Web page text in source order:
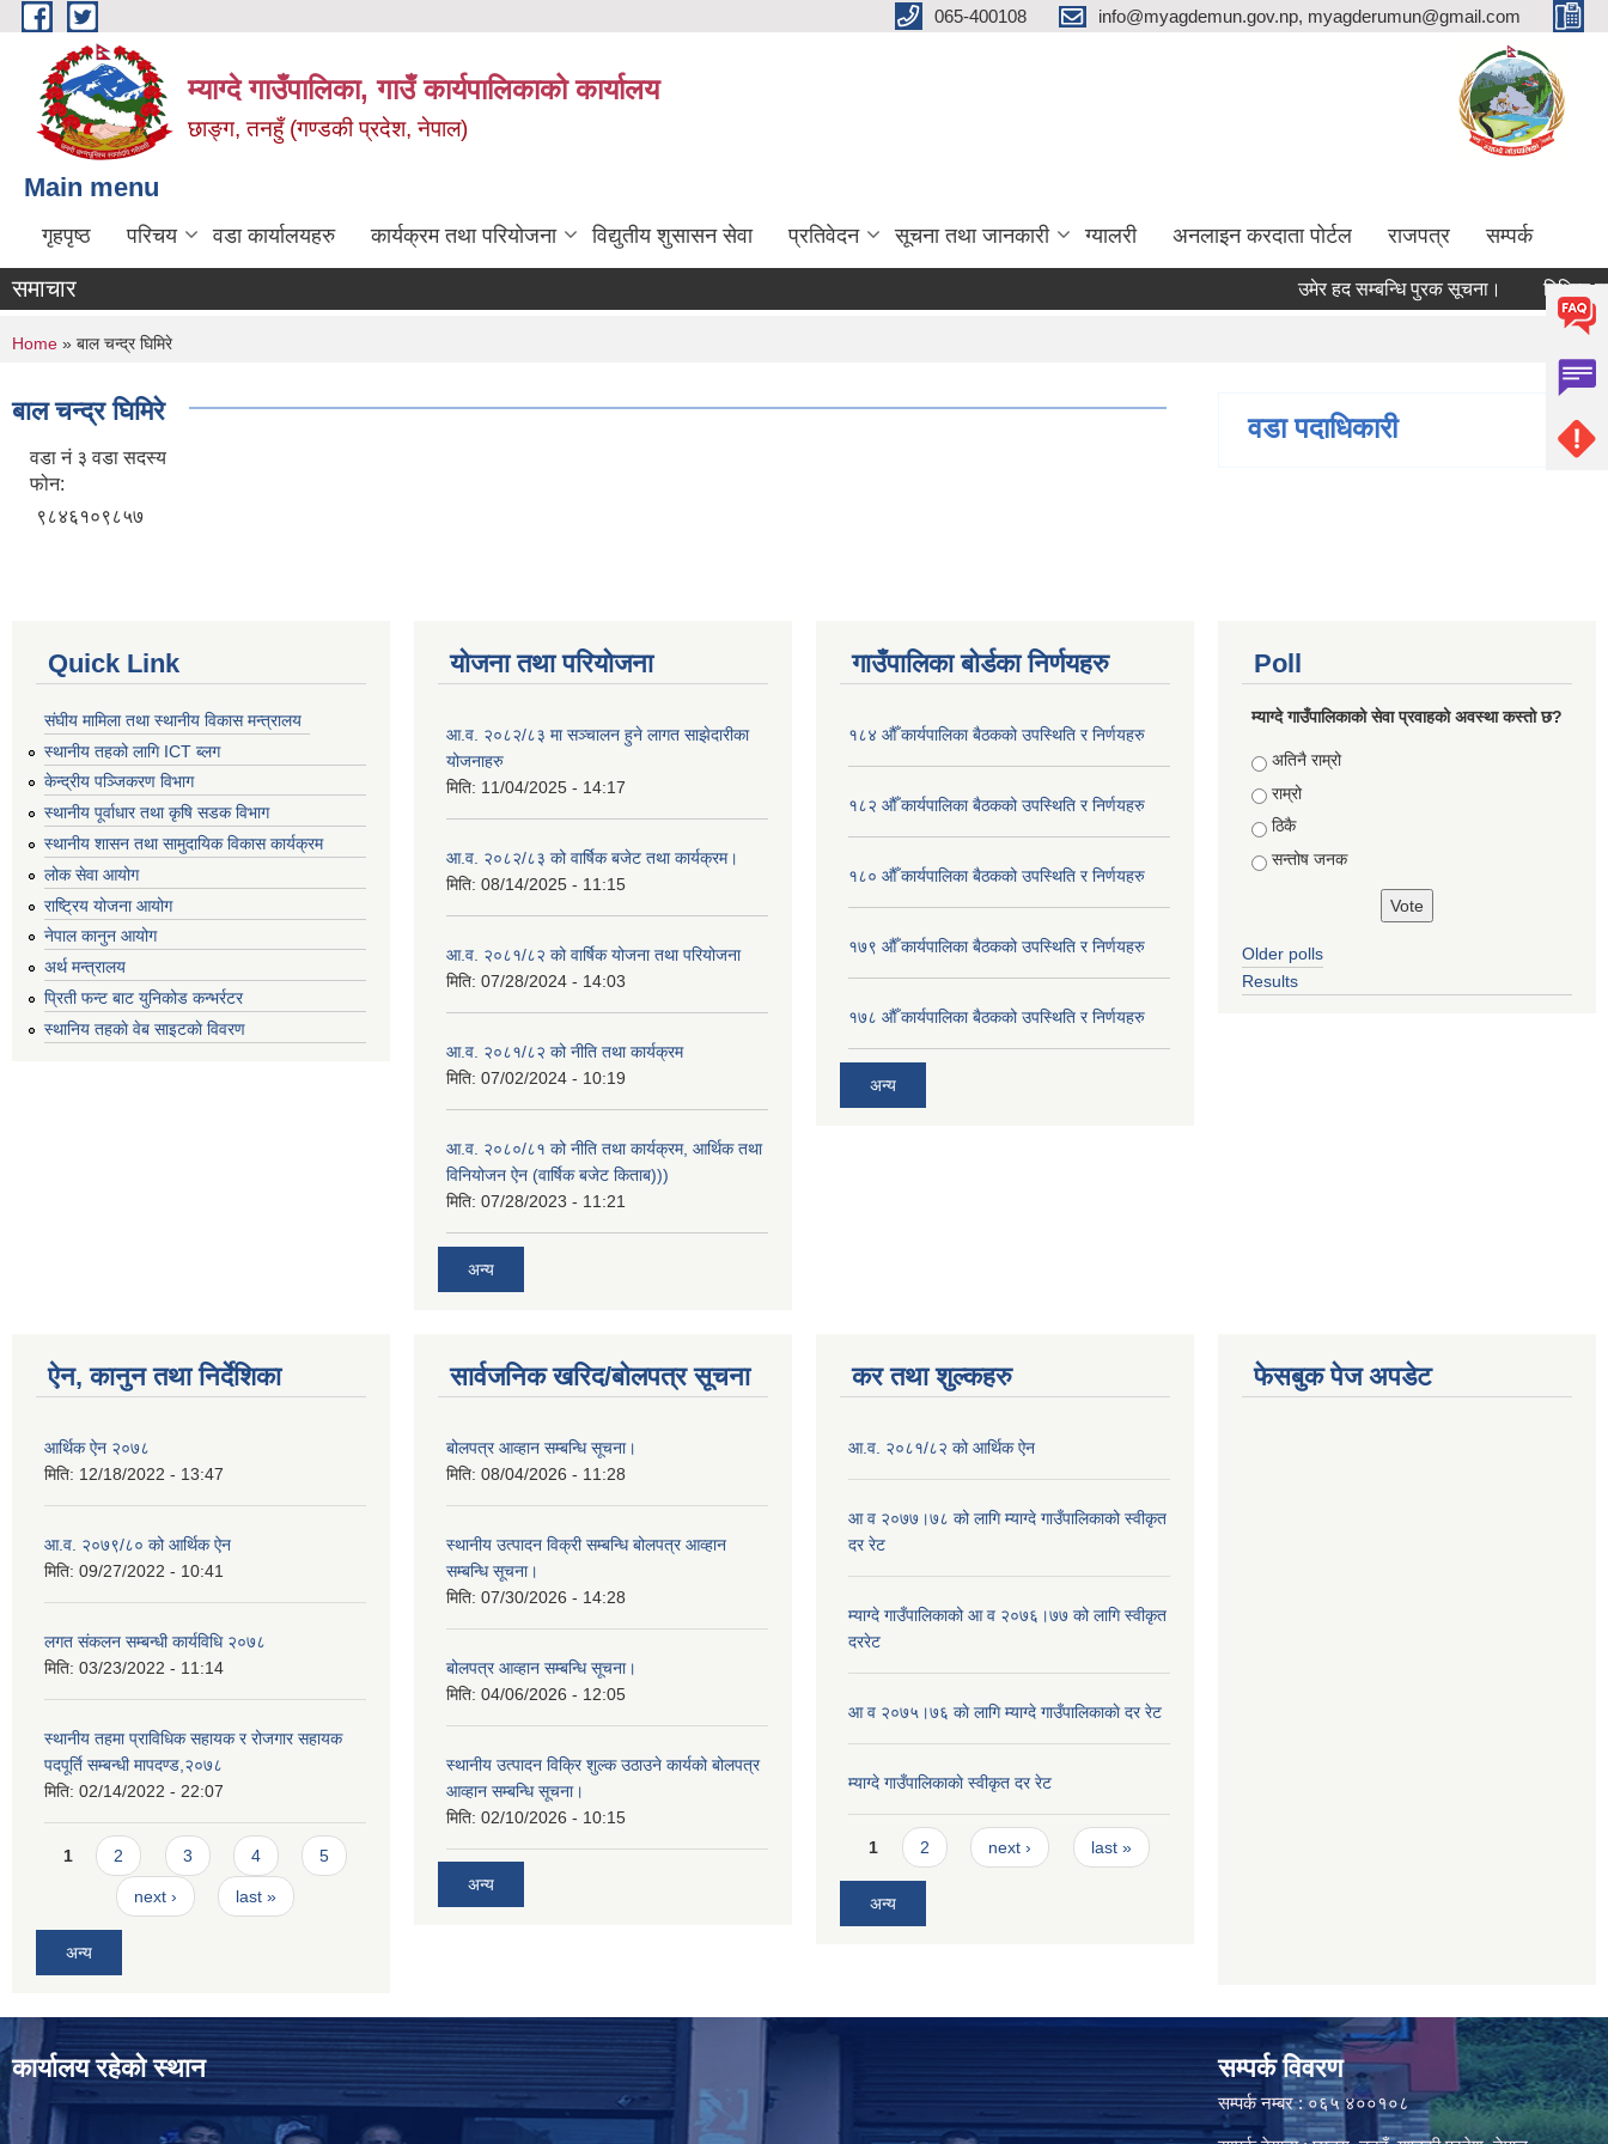
Skip to main content 065-400108 info@myagdemun.gov.np, myagderumun@gmail.com
म्याग्दे गाउँपालिका, गाउँ कार्यपालिकाको कार्यालय
छाङ्ग, तनहुँ (गण्डकी प्रदेश, नेपाल)
Main menu
गृहपृष्ठ परिचय वडा कार्यालयहरु कार्यक्रम तथा परियोजना विद्युतीय शुसासन सेवा प्रतिवेदन सूचना तथा जानकारी ग्यालरी अनलाइन करदाता पोर्टल राजपत्र सम्पर्क
समाचार उमेर हद सम्बन्धि पुरक सूचना। विभिन्न
You are here
Home » बाल चन्द्र घिमिरे
बाल चन्द्र घिमिरे
वडा नं ३ वडा सदस्य
फोन:
९८४६१०९८५७
वडा पदाधिकारी
Quick Link
संघीय मामिला तथा स्थानीय विकास मन्त्रालय
स्थानीय तहको लागि ICT ब्लग
केन्द्रीय पञ्जिकरण विभाग
स्थानीय पूर्वाधार तथा कृषि सडक विभाग
स्थानीय शासन तथा सामुदायिक विकास कार्यक्रम
लोक सेवा आयोग
राष्ट्रिय योजना आयोग
नेपाल कानुन आयोग
अर्थ मन्त्रालय
प्रिती फन्ट बाट युनिकोड कन्भर्रटर
स्थानिय तहकाे वेब साइटकाे विवरण
योजना तथा परियोजना
आ.व. २०८२/८३ मा सञ्चालन हुने लागत साझेदारीका
योजनाहरु
मिति: 11/04/2025 - 14:17
आ.व. २०८२/८३ को वार्षिक बजेट तथा कार्यक्रम।
मिति: 08/14/2025 - 11:15
आ.व. २०८१/८२ को वार्षिक योजना तथा परियोजना
मिति: 07/28/2024 - 14:03
आ.व. २०८१/८२ को नीति तथा कार्यक्रम
मिति: 07/02/2024 - 10:19
आ.व. २०८०/८१ को नीति तथा कार्यक्रम, आर्थिक तथा
विनियोजन ऐन (वार्षिक बजेट किताब)))
मिति: 07/28/2023 - 11:21
अन्य
गाउँपालिका बोर्डका निर्णयहरु
१८४ औँ कार्यपालिका बैठकको उपस्थिति र निर्णयहरु
१८२ औँ कार्यपालिका बैठकको उपस्थिति र निर्णयहरु
१८० औँ कार्यपालिका बैठकको उपस्थिति र निर्णयहरु
१७९ औँ कार्यपालिका बैठकको उपस्थिति र निर्णयहरु
१७८ औँ कार्यपालिका बैठकको उपस्थिति र निर्णयहरु
अन्य
Poll
म्याग्दे गाउँपालिकाको सेवा प्रवाहको अवस्था कस्तो छ?
Choices
अतिनै राम्रो
राम्रो
ठिकै
सन्तोष जनक
Older polls
Results
ऐन, कानुन तथा निर्देशिका
आर्थिक ऐन २०७८
मिति: 12/18/2022 - 13:47
आ.व. २०७९/८० को आर्थिक ऐन
मिति: 09/27/2022 - 10:41
लगत संकलन सम्बन्धी कार्यविधि २०७८
मिति: 03/23/2022 - 11:14
स्थानीय तहमा प्राविधिक सहायक र रोजगार सहायक
पदपूर्ति सम्बन्धी मापदण्ड,२०७८
मिति: 02/14/2022 - 22:07
Pages
1 2 3 4 5
next › last »
अन्य
सार्वजनिक खरिद/बोलपत्र सूचना
बोलपत्र आव्हान सम्बन्धि सूचना।
मिति: 08/04/2026 - 11:28
स्थानीय उत्पादन विक्री सम्बन्धि बोलपत्र आव्हान
सम्बन्धि सूचना।
मिति: 07/30/2026 - 14:28
बोलपत्र आव्हान सम्बन्धि सूचना।
मिति: 04/06/2026 - 12:05
स्थानीय उत्पादन विक्रि शुल्क उठाउने कार्यको बोलपत्र
आव्हान सम्बन्धि सूचना।
मिति: 02/10/2026 - 10:15
अन्य
कर तथा शुल्कहरु
आ.व. २०८१/८२ को आर्थिक ऐन
आ व २०७७।७८ को लागि म्याग्दे गाउँपालिकाको स्वीकृत
दर रेट
म्याग्दे गाउँपालिकाको आ व २०७६।७७ को लागि स्वीकृत
दररेट
आ व २०७५।७६ काे लागि म्याग्दे गाउँपालिकाकाे दर रेट
म्याग्दे गाउँपालिकाकाे स्वीकृत दर रेट
Pages
1 2 next › last »
अन्य
फेसबुक पेज अपडेट
कार्यालय रहेको स्थान सम्पर्क विवरण
सम्पर्क नम्बर : ०६५ ४००१०८